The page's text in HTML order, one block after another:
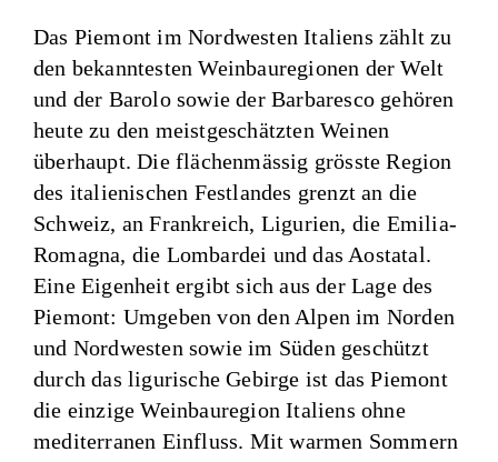
Das Piemont im Nordwesten Italiens zählt zu
den bekanntesten Weinbauregionen der Welt
und der Barolo sowie der Barbaresco gehören
heute zu den meistgeschätzten Weinen
überhaupt. Die flächenmässig grösste Region
des italienischen Festlandes grenzt an die
Schweiz, an Frankreich, Ligurien, die Emilia-
Romagna, die Lombardei und das Aostatal.
Eine Eigenheit ergibt sich aus der Lage des
Piemont: Umgeben von den Alpen im Norden
und Nordwesten sowie im Süden geschützt
durch das ligurische Gebirge ist das Piemont
die einzige Weinbauregion Italiens ohne
mediterranen Einfluss. Mit warmen Sommern